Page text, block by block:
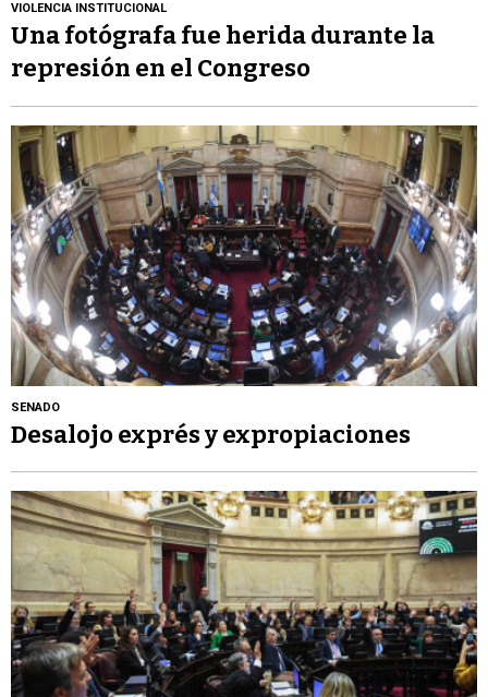
VIOLENCIA INSTITUCIONAL
Una fotógrafa fue herida durante la
represión en el Congreso
SENADO
Desalojo exprés y expropiaciones